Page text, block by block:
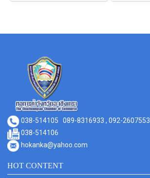
038-514105 089-8316933 , 092-2607553
038-514106
hokanka@yahoo.com
HOT CONTENT